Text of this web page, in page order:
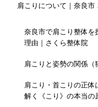
肩こりについて｜奈良市
奈良市で肩こり整体を
理由｜さくら整体院
肩こりと姿勢の関係（
肩こり・首こりの正
解く《こり》の本当の